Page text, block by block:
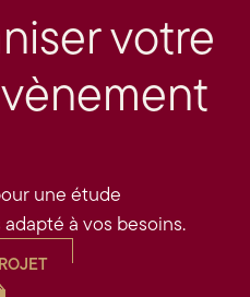
votre
une étude
à vos besoins.